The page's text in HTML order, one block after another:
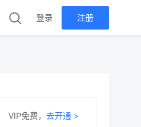
登录 注册
VIP免费，去开通 >